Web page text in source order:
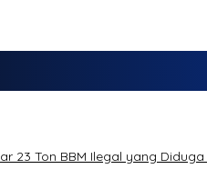
23 Ton BBM Ilegal yang Diduga